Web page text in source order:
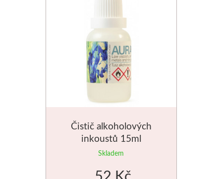
Čistič alkoholových
inkoustů 15ml
Skladem